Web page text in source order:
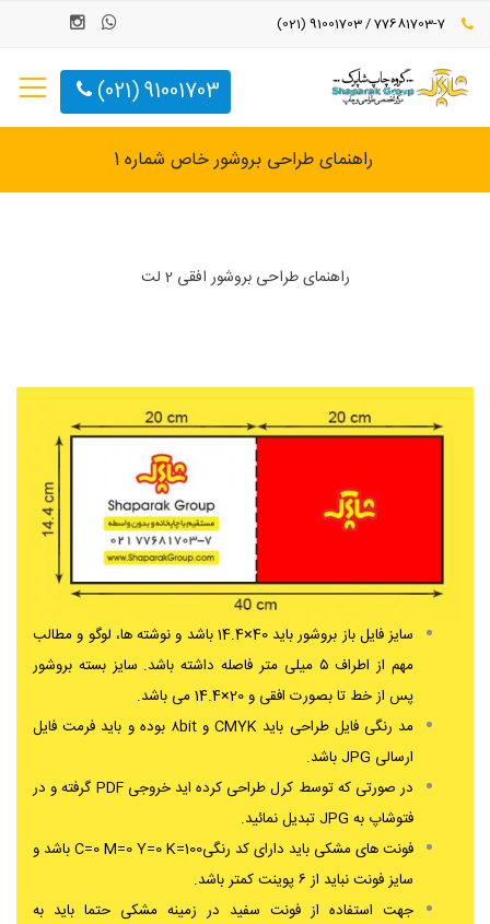
91001703 (021)
راهنمای طراحی بروشور خاص شماره 1
راهنمای طراحی بروشور افقی 2 لت
سایز فایل باز بروشور باید 40×14.4 باشد و نوشته ها، لوگو و مطالب
مهم از اطراف ۵ میلی متر فاصله داشته باشد. سایز بسته بروشور
پس از خط تا بصورت افقی و 20×14.4 می باشد.
مد رنگی فایل طراحی باید CMYK و ۸bit بوده و باید
فرمت فایل
ارسالی JPG باشد.
در صورتی که توسط کرل طراحی کرده اید خروجی PDF گرفته و در
فتوشاپ به JPG تبدیل نمائید.
فونت های مشکی باید دارای کد رنگیC=0 M=0 Y=0 K=100 باشد و
سایز فونت نباید از ۶ پوینت کمتر باشد.
جهت استفاده از فونت سفید در زمینه مشکی حتما باید به